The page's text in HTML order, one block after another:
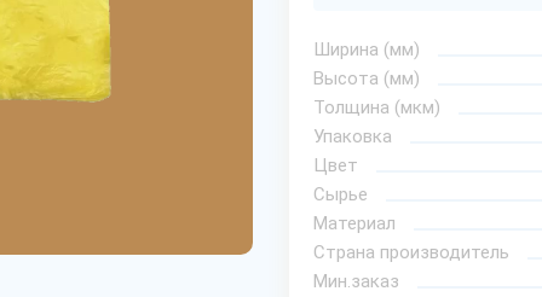
Ширина (мм)
Высота (мм)
Толщина (мкм)
Упаковка
Цвет
Сырье
Материал
Страна производитель
Мин.заказ